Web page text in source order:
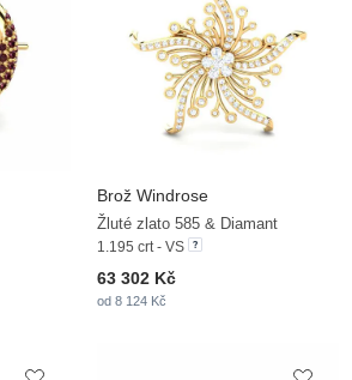
Brož Windrose
Žluté zlato 585 & Diamant
1.195 crt - VS
63 302 Kč
od 8 124 Kč